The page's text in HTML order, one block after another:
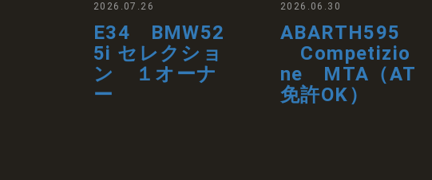
E34 BMW52
5i セレクショ
ン １オーナ
ー
2026.07.26
ABARTH595
Competizio
ne MTA（AT
免許OK）
2026.06.30